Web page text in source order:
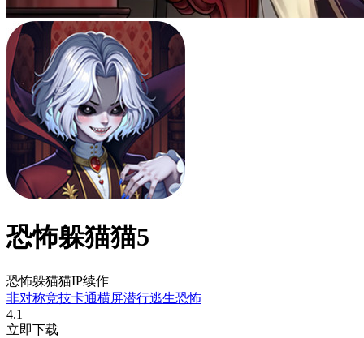
恐怖躲猫猫5
恐怖躲猫猫IP续作
非对称竞技卡通横屏潜行逃生恐怖
4.1
立即下载